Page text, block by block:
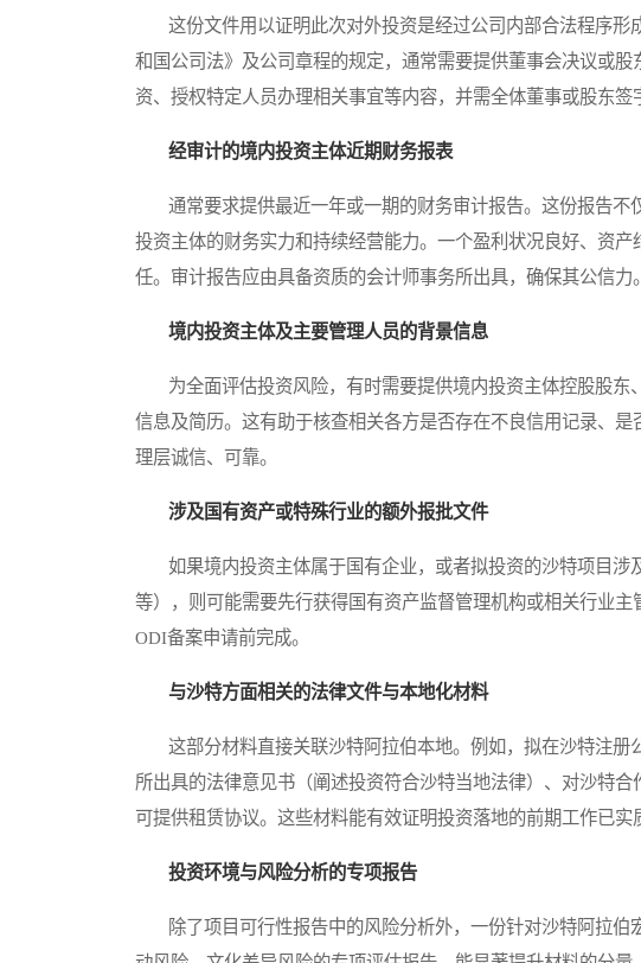
这份文件用以证明此次对外投资是经过公司内部合法程序形
和国公司法》及公司章程的规定，通常需要提供董事会决议或
资、授权特定人员办理相关事宜等内容，并需全体董事或股东签
经审计的境内投资主体近期财务报表
通常要求提供最近一年或一期的财务审计报告。这份报告不
投资主体的财务实力和持续经营能力。一个盈利状况良好、资
任。审计报告应由具备资质的会计师事务所出具，确保其公信力。
境内投资主体及主要管理人员的背景信息
为全面评估投资风险，有时需要提供境内投资主体控股股东
信息及简历。这有助于核查相关各方是否存在不良信用记录、
理层诚信、可靠。
涉及国有资产或特殊行业的额外报批文件
如果境内投资主体属于国有企业，或者拟投资的沙特项目涉
等），则可能需要先行获得国有资产监督管理机构或相关行业
ODI备案申请前完成。
与沙特方面相关的法律文件与本地化材料
这部分材料直接关联沙特阿拉伯本地。例如，拟在沙特注册
所出具的法律意见书（阐述投资符合沙特当地法律）、对沙特合
可提供租赁协议。这些材料能有效证明投资落地的前期工作已实
投资环境与风险分析的专项报告
除了项目可行性报告中的风险分析外，一份针对沙特阿拉伯